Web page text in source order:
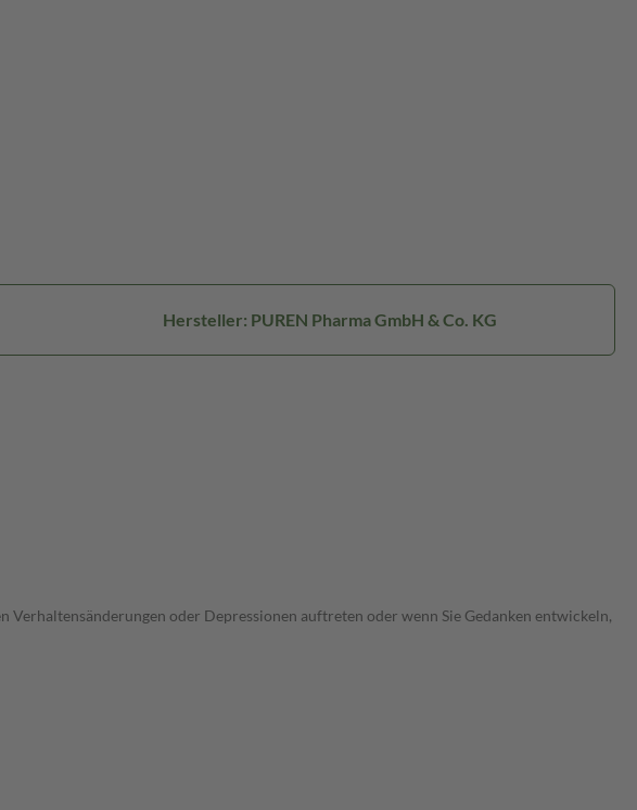
Hersteller: PUREN Pharma GmbH & Co. KG
oder Depressionen auftreten oder wenn Sie Gedanken entwickeln,